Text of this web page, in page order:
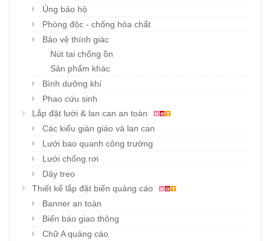
Ủng bảo hộ
Phòng độc - chống hóa chất
Bảo vệ thính giác
Nút tai chống ồn
Sản phẩm khác
Bình dưỡng khí
Phao cứu sinh
Lắp đặt lưới & lan can an toàn
Các kiểu giàn giáo và lan can
Lưới bao quanh công trường
Lưới chống rơi
Dây treo
Thiết kế lắp đặt biển quảng cáo
Banner an toàn
Biển báo giao thông
Chữ A quảng cáo